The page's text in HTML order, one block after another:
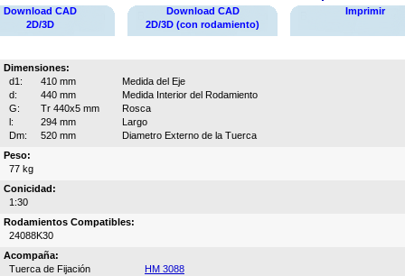
Download CAD
2D/3D
Download CAD
2D/3D (con rodamiento)
Imprimir
Dimensiones:
d1:
410 mm
Medida del Eje
d:
440 mm
Medida Interior del Rodamiento
G:
Tr 440x5 mm
Rosca
l:
294 mm
Largo
Dm:
520 mm
Diametro Externo de la Tuerca
Peso:
77 kg
Conicidad:
1:30
Rodamientos Compatibles:
24088K30
Acompaña:
Tuerca de Fijación
HM 3088